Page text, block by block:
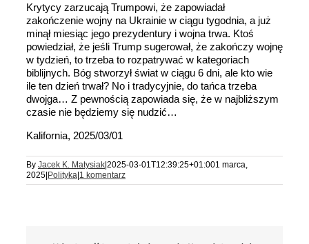
Krytycy zarzucają Trumpowi, że zapowiadał
zakończenie wojny na Ukrainie w ciągu tygodnia, a już
minął miesiąc jego prezydentury i wojna trwa. Ktoś
powiedział, że jeśli Trump sugerował, że zakończy wojnę
w tydzień, to trzeba to rozpatrywać w kategoriach
biblijnych. Bóg stworzył świat w ciągu 6 dni, ale kto wie
ile ten dzień trwał? No i tradycyjnie, do tańca trzeba
dwojga… Z pewnością zapowiada się, że w najbliższym
czasie nie będziemy się nudzić…
Kalifornia, 2025/03/01
By Jacek K. Matysiak|2025-03-01T12:39:25+01:001 marca,
2025|Polityka|1 komentarz